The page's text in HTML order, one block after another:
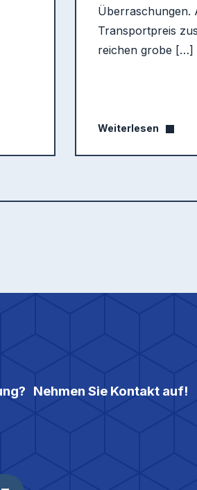
Überraschungen.
Transportpreis
reichen grobe […]
Weiterlesen
Nehmen Sie Kontakt auf!